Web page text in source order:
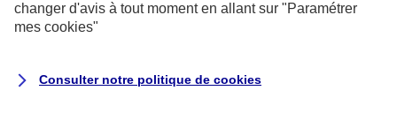
Siège social :
8-10, rue Paul Vaillant Couturier
changer d'avis à tout moment en allant sur "Paramétrer
mes cookies"
Consulter notre politique de cookies